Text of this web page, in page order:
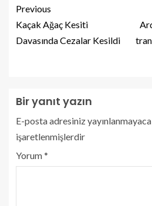
Previous
Kaçak Ağaç Kesiti
Davasında Cezalar Kesildi
Bir yanıt yazın
E-posta adresiniz
işaretlenmişlerdir
Yorum*